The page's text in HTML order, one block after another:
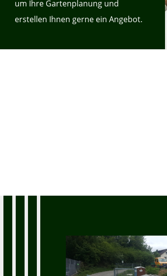
um Ihre Gartenplanung und
erstellen Ihnen gerne ein Angebot.